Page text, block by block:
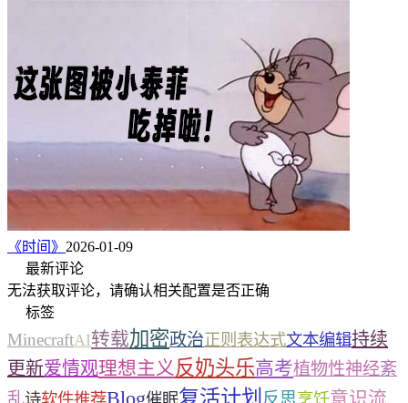
《时间》 2026-01-09
最新评论
无法获取评论，请确认相关配置是否正确
标签
MinecraftAI转载加密政治正则表达式文本编辑持续
更新爱情观理想主义 反奶头乐高考植物性神经紊
复活计划 意识流